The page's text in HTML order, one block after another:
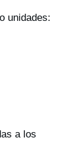
unidades:
a los